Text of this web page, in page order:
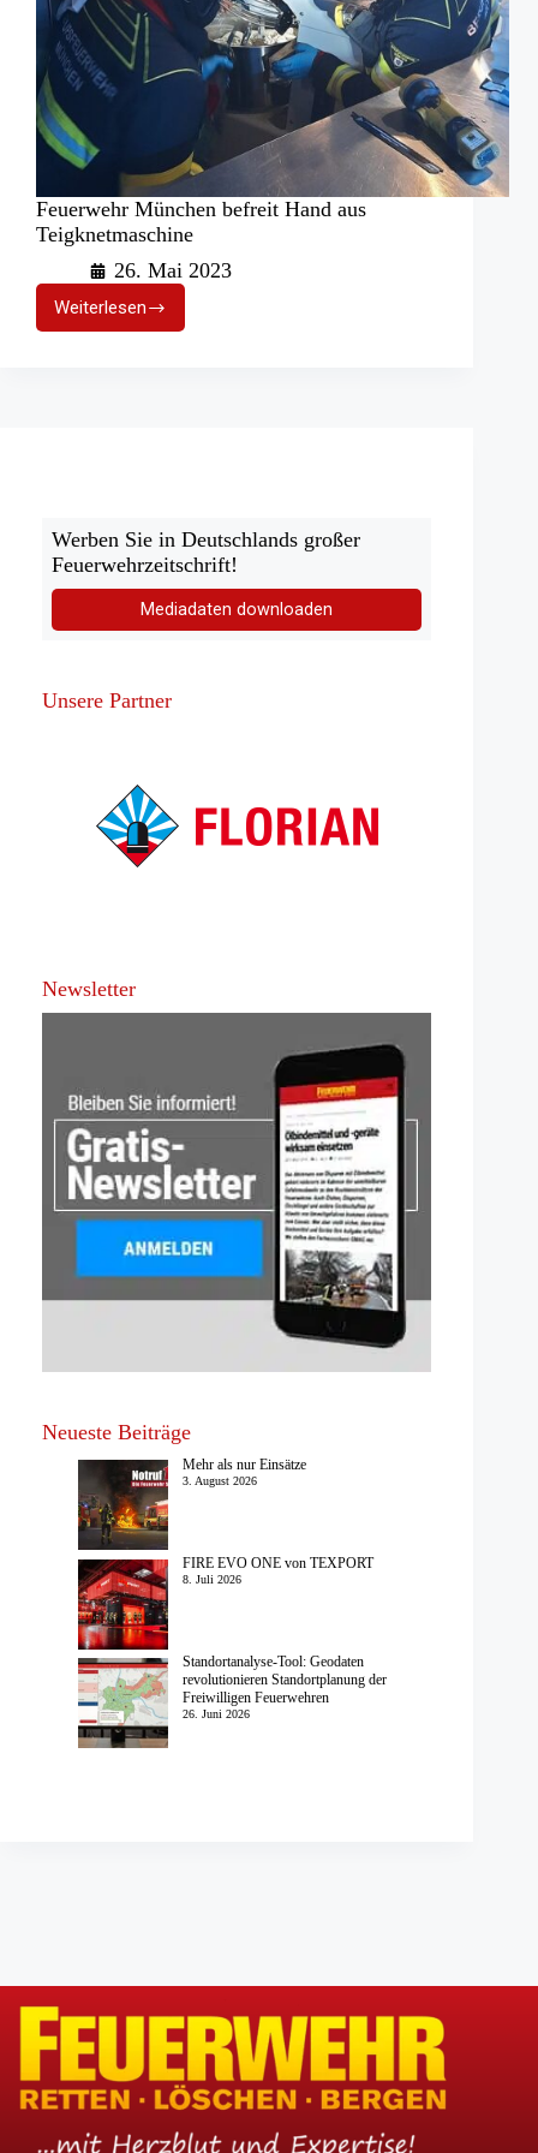
Feuerwehr München befreit Hand aus
Teigknetmaschine
26. Mai 2023
WeiterlesenFeuerwehr
München
Werben Sie in Deutschlands großer
Feuerwehrzeitschrift!
Mediadaten downloaden
Unsere Partner
Newsletter
Neueste Beiträge
Mehr als nur Einsätze
3. August 2026
FIRE EVO ONE von TEXPORT
8. Juli 2026
Standortanalyse-Tool: Geodaten
revolutionieren Standortplanung der
Freiwilligen Feuerwehren
26. Juni 2026